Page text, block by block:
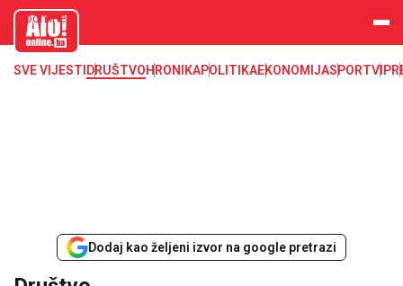
aloonline.b
SVE VIJESTI DRUŠTVOHRONIKAPOLITIKAEKONOMIJASPORTVIP
Dodaj kao željeni izvor na google pretrazi